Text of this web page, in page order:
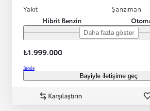
Yakıt
Hibrit Benzin
Şanzıman
Daha fazla göster
₺1.999.000
İncele
Bayiyle iletişime geç
Karşılaştırın